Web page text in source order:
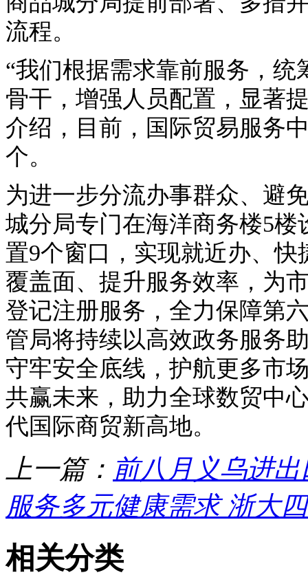
流程。
“我们根据需求靠前服务，
骨干，增强人员配置，显著
介绍，目前，国际贸易服务
个。
为进一步分流办事群众、避
城分局专门在海洋商务楼5楼
置9个窗口，实现就近办、
覆盖面、提升服务效率，为
登记注册服务，全力保障第
管局将持续以高效政务服务
守牢安全底线，护航更多市
共赢未来，助力全球数贸中
代国际商贸新高地。
上一篇： 前八月义乌进
服务多元健康需求 浙大
相关分类